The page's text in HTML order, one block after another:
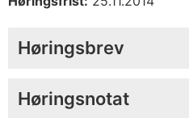
Høringsbrev
Høringsnotat